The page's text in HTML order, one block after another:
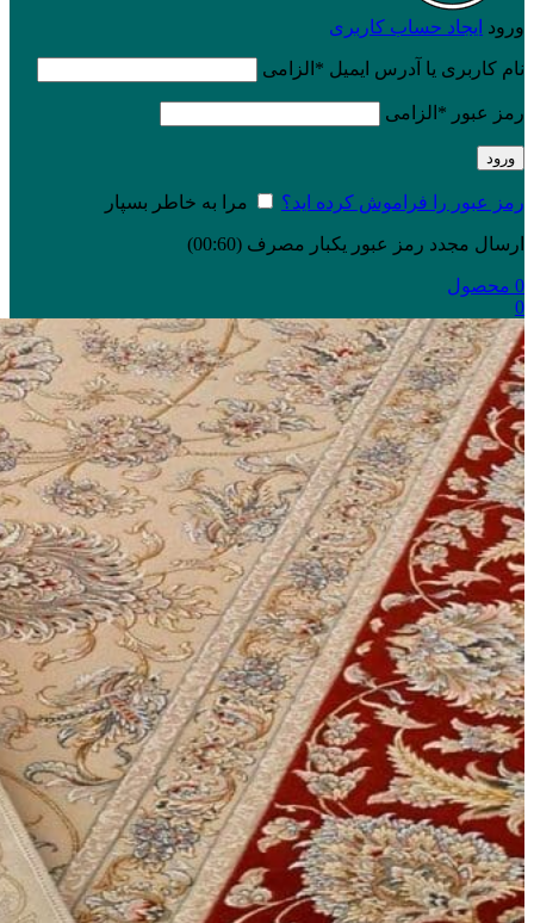
ورود ایجاد حساب کاربری
نام کاربری یا آدرس ایمیل * الزامی
رمز عبور * الزامی
ورود
رمز عبور را فراموش کرده اید؟ مرا به خاطر بسپار
ارسال مجدد رمز عبور یکبار مصرف (00:
60
)
0 محصول
0